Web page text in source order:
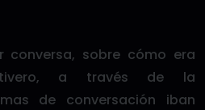
conversa, sobre cómo era
a través de la
de conversación iban